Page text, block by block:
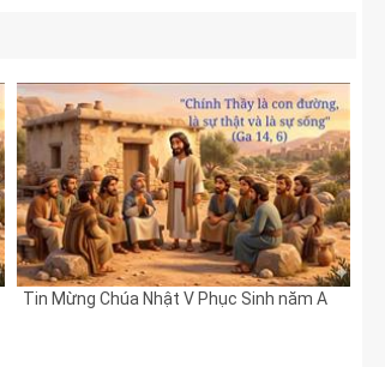
Tin Mừng Chúa Nhật V Phục Sinh năm A